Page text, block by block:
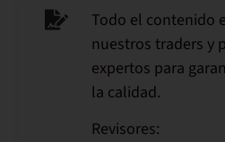
Todo el contenido
nuestros traders y
expertos para
la calidad.
Revisores: